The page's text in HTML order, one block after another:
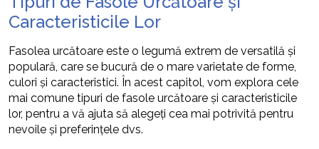
Caracteristicile Lor
Fasolea urcătoare este o legumă extrem de versatilă și
populară, care se bucură de o mare varietate de forme,
culori și caracteristici. În acest capitol, vom explora cele
mai comune tipuri de fasole urcătoare și caracteristicile
lor, pentru a vă ajuta să alegeți cea mai potrivită pentru
nevoile și preferințele dvs.